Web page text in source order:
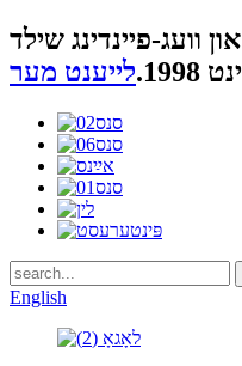
וועג-פיינדינג שילד
לייענט מער
English